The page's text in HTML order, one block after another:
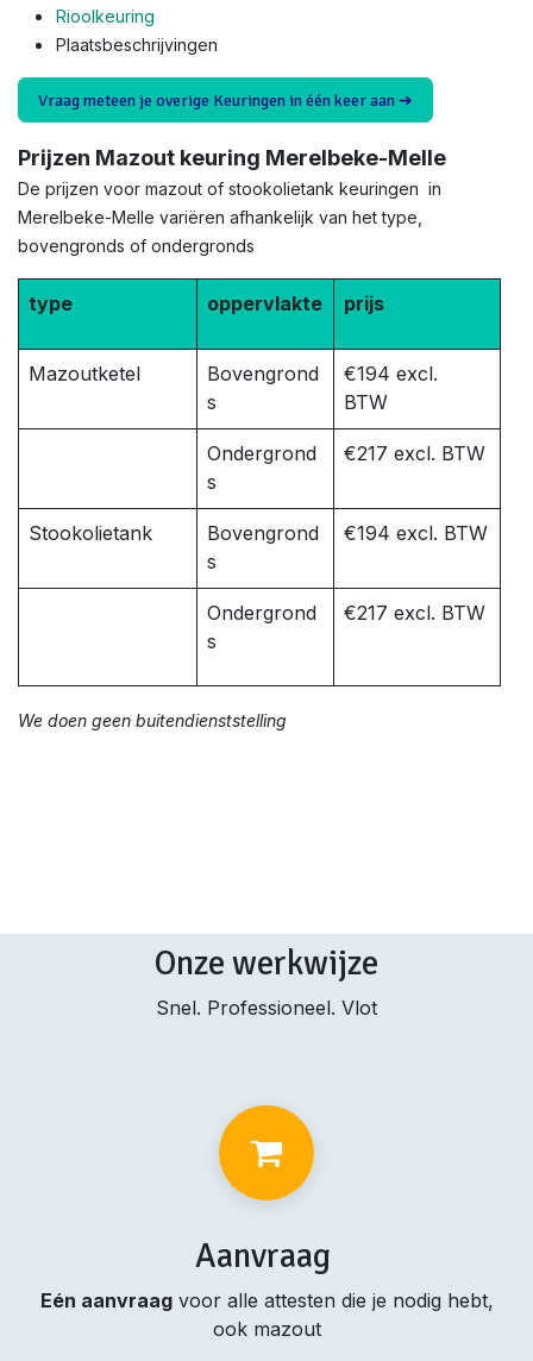
Rioolkeuring
Plaatsbeschrijvingen
Vraag meteen je overige Keuringen in één keer aan ➜
Prijzen Mazout keuring Merelbeke-Melle
De prijzen voor mazout of stookolietank keuringen in
Merelbeke-Melle variëren afhankelijk van het type,
bovengronds of ondergronds
type oppervlakte prijs
Mazoutketel
Bovengrond
s
€194 excl.
BTW
Ondergrond
s
€217 excl. BTW
Stookolietank
Bovengrond
s
€194 excl. BTW
Ondergrond
s
€217 excl. BTW
We doen geen buitendienststelling
Onze werkwijze
Snel. Professioneel. Vlot
Aanvraag
Eén aanvraagvoor alle attesten die je nodig hebt,
ook mazout